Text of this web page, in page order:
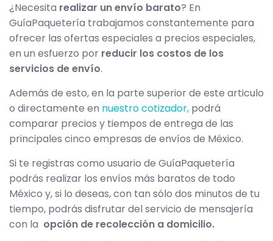
¿Necesita realizar un envío barato? En
GuíaPaquetería trabajamos constantemente para
ofrecer las ofertas especiales a precios especiales,
en un esfuerzo por reducir los costos de los
servicios de envío.
Además de esto, en la parte superior de este articulo
o directamente en nuestro cotizador, podrá
comparar precios y tiempos de entrega de las
principales cinco empresas de envíos de México.
Si te registras como usuario de GuíaPaquetería
podrás realizar los envíos más baratos de todo
México y, si lo deseas, con tan sólo dos minutos de tu
tiempo, podrás disfrutar del servicio de mensajería
con la opción de recolección a domicilio.